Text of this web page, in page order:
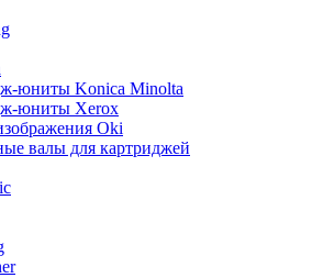
юниты Konica Minolta
юниты Xerox
Oki
валы для картриджей